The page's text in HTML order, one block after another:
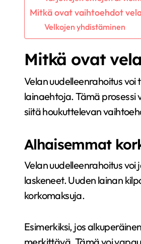
Mitkä ovat vaihtoehdot
Velkojen yhdistäminen
Mitkä ovat
Velan uudelleenrahoitus
lainaehtoja. Tämä
siitä houkuttelevan
Alhaisemmat
Velan uudelleenrahoitus
laskeneet. Uuden lainan
korkomaksuja.
Esimerkiksi, jos